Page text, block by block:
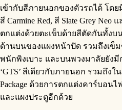
เข้ากับสีภายนอกของตัวรถได้ โด
สี Carmine Red, สี Slate Grey Neo
ตกแต่งด้วยตะเข็บด้ายสีตัดกันทั้งบ
ด้านบนของแผงหน้าปัด รวมถึงเข็
พนักพิงเบาะ และบนพวงมาลัยยัง
‘GTS’ สีเดียวกับภายนอก รวมถึงใ
Package ด้วยการตกแต่งคาร์บอน
และแผงประตูอีกด้วย